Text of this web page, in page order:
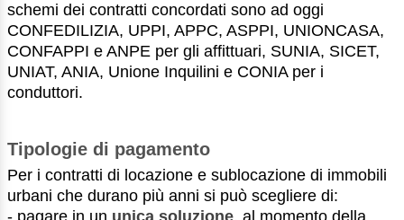
schemi dei contratti concordati sono ad oggi
CONFEDILIZIA, UPPI, APPC, ASPPI, UNIONCASA,
CONFAPPI e ANPE per gli affittuari, SUNIA, SICET,
UNIAT, ANIA, Unione Inquilini e CONIA per i
conduttori.
Tipologie di pagamento
Per i contratti di locazione e sublocazione di immobili
urbani che durano più anni si può scegliere di:
- pagare in un unica soluzione, al momento della